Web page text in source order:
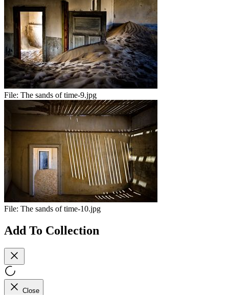
File: The sands of time-9.jpg
File: The sands of time-10.jpg
Add To Collection
Close